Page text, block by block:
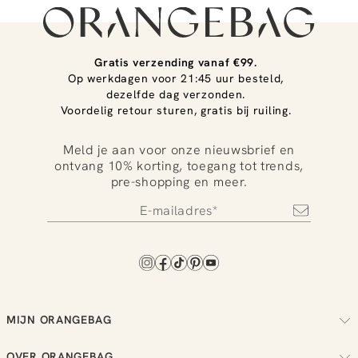
Gratis verzending vanaf €99.
Op werkdagen voor 21:45 uur besteld,
dezelfde dag verzonden.
Voordelig retour sturen, gratis bij ruiling.
Meld je aan voor onze nieuwsbrief en
ontvang 10% korting, toegang tot trends,
pre-shopping en meer.
MIJN ORANGEBAG